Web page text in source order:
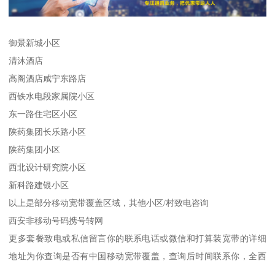
御景新城小区
清沐酒店
高阁酒店咸宁东路店
西铁水电段家属院小区
东一路住宅区小区
陕药集团长乐路小区
陕药集团小区
西北设计研究院小区
新科路建银小区
以上是部分移动宽带覆盖区域，其他小区/村致电咨询
西安非移动号码携号转网
更多套餐致电或私信留言你的联系电话或微信和打算装宽带的详细
地址为你查询是否有中国移动宽带覆盖，查询后时间联系你，全西